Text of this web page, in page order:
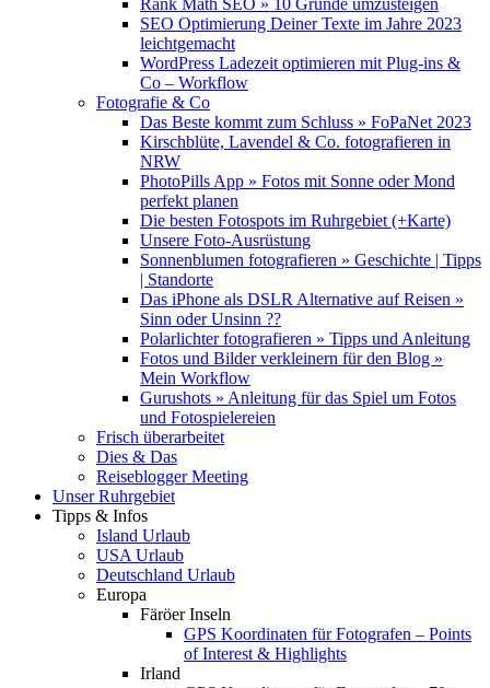
Rank Math SEO » 10 Gründe umzusteigen
SEO Optimierung Deiner Texte im Jahre 2023
leichtgemacht
WordPress Ladezeit optimieren mit Plug-ins &
Co – Workflow
Fotografie & Co
Das Beste kommt zum Schluss » FoPaNet 2023
Kirschblüte, Lavendel & Co. fotografieren in
NRW
PhotoPills App » Fotos mit Sonne oder Mond
perfekt planen
Die besten Fotospots im Ruhrgebiet (+Karte)
Unsere Foto-Ausrüstung
Sonnenblumen fotografieren » Geschichte | Tipps
| Standorte
Das iPhone als DSLR Alternative auf Reisen »
Sinn oder Unsinn ??
Polarlichter fotografieren » Tipps und Anleitung
Fotos und Bilder verkleinern für den Blog »
Mein Workflow
Gurushots » Anleitung für das Spiel um Fotos
und Fotospielereien
Frisch überarbeitet
Dies & Das
Reiseblogger Meeting
Unser Ruhrgebiet
Tipps & Infos
Island Urlaub
USA Urlaub
Deutschland Urlaub
Europa
Färöer Inseln
GPS Koordinaten für Fotografen – Points
of Interest & Highlights
Irland